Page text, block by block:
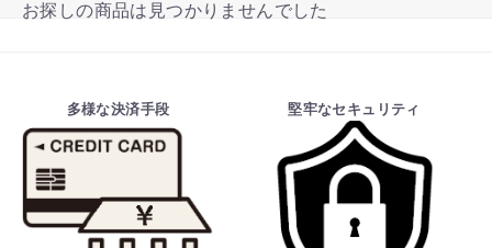
お探しの商品は見つかりませんでした
多様な決済手段 堅牢なセキュリティ